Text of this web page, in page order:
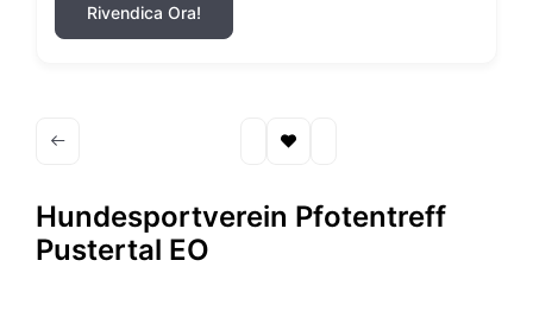
Rivendica Ora!
Hundesportverein Pfotentreff
Pustertal EO